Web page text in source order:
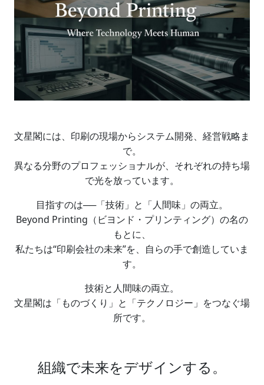
文星閣には、印刷の現場からシステム開発、経営戦略ま
で。
異なる分野のプロフェッショナルが、それぞれの持ち場
で光を放っています。
目指すのは──「技術」と「人間味」の両立。
Beyond Printing（ビヨンド・プリンティング）の名の
もとに、
私たちは“印刷会社の未来”を、自らの手で創造していま
す。
技術と人間味の両立。
文星閣は「ものづくり」と「テクノロジー」をつなぐ場
所です。
組織で未来をデザインする。